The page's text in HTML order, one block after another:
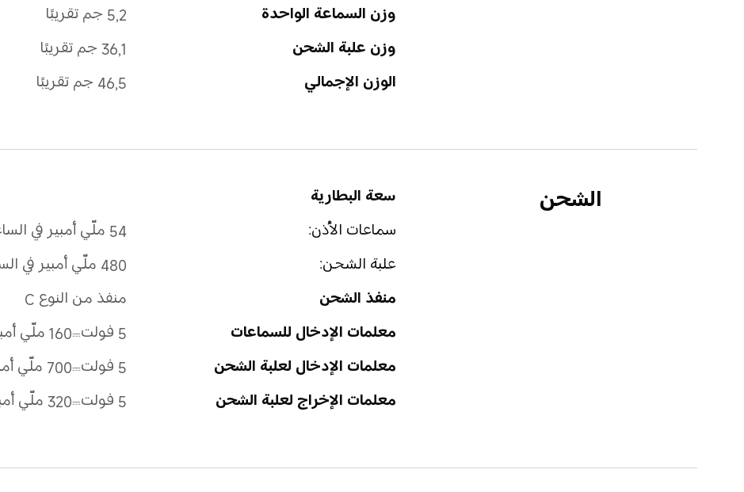
وزن السماعة الواحدة
5,2 جم تقريبًا
وزن علبة الشحن
36,1 جم تقريبًا
الوزن الإجمالي
46,5 جم تقريبًا
الشحن
سعة البطارية
سماعات الأذن:
54 ملّي أمبير في الساعة
علبة الشحن:
480 ملّي أمبير في الساعة
منفذ الشحن
منفذ من النوع C
معلمات الإدخال للسماعات
5 فولت⎓160 ملّي أمبير كحد أقصى
معلمات الإدخال لعلبة الشحن
5 فولت⎓700 ملّي أمبير كحد أقصى
معلمات الإخراج لعلبة الشحن
5 فولت⎓320 ملّي أمبير كحد أقصى